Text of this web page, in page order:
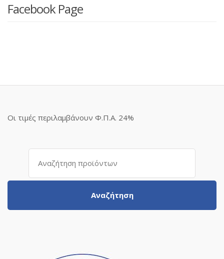
Facebook Page
Οι τιμές περιλαμβάνουν Φ.Π.Α. 24%
Αναζήτηση
Αναζήτηση